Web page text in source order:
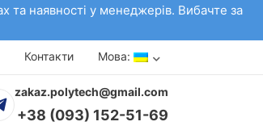
та наявності у менеджерів. Вибачте за
Контакти Мова:
zakaz.polytech@gmail.com
+38 (093) 152-51-69